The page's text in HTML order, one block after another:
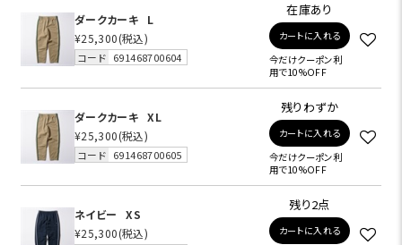
ダークカーキ
L
¥25,300(税込)
コード 691468700604
在庫あり
カートに入れる
今だけクーポン利
用で10%OFF
ダークカーキ
XL
¥25,300(税込)
コード 691468700605
残りわずか
カートに入れる
今だけクーポン利
用で10%OFF
ネイビー
XS
¥25,300(税込)
残り2点
カートに入れる